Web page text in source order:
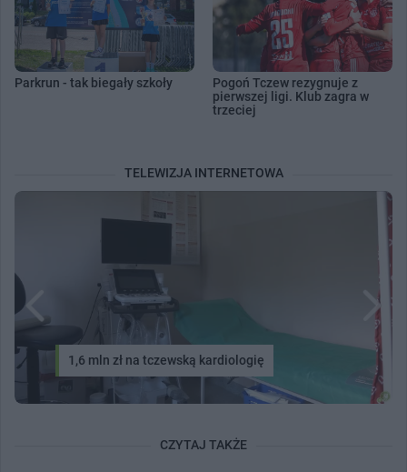
Parkrun - tak biegały szkoły
Pogoń Tczew rezygnuje z
pierwszej ligi. Klub zagra w
trzeciej
TELEWIZJA INTERNETOWA
1,6 mln zł na tczewską kardiologię
CZYTAJ TAKŻE